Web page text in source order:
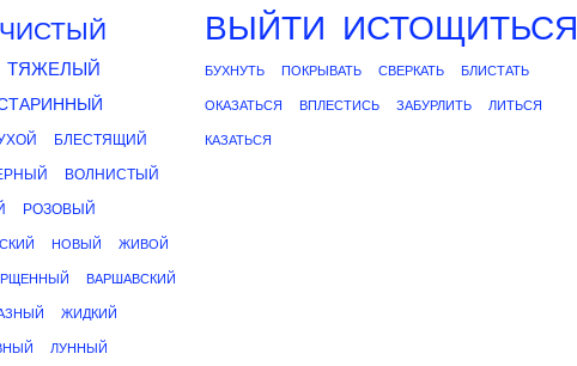
ЧИСТЫЙ
ТЯЖЕЛЫЙ
БЛЕСТЯЩИЙ
ВОЛНИСТЫЙ
РОЗОВЫЙ
НОВЫЙ ЖИВОЙ
ВАРШАВСКИЙ
ЖИДКИЙ
ЛУННЫЙ
ВЫЙТИ ИСТОЩИТЬСЯ
БУХНУТЬ ПОКРЫВАТЬ СВЕРКАТЬ БЛИСТАТЬ
ОКАЗАТЬСЯ ВПЛЕСТИСЬ ЗАБУРЛИТЬ ЛИТЬСЯ
КАЗАТЬСЯ